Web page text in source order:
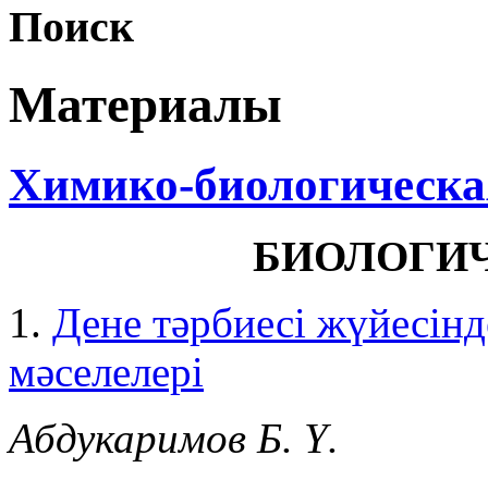
Поиск
Материалы
Химико-
1. Дене тәрбиесі
мәселелері
Абдукаримов Б. Ү.